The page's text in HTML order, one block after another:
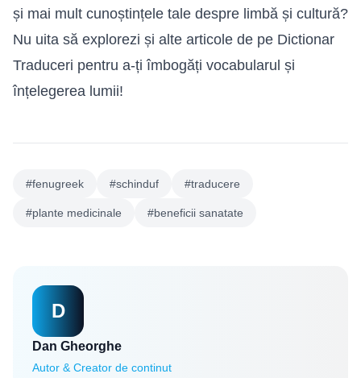
și mai mult cunoștințele tale despre limbă și cultură?
Nu uita să explorezi și alte articole de pe Dictionar
Traduceri pentru a-ți îmbogăți vocabularul și
înțelegerea lumii!
#fenugreek #schinduf #traducere
#plante medicinale #beneficii sanatate
D
Dan Gheorghe
Autor & Creator de continut